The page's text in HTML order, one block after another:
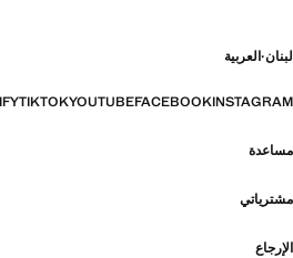
لبنان·العربية
INSTAGRAM
FACEBOOK
YOUTUBE
TIKTOK
مساعدة
مشترياتي
الإرجاع